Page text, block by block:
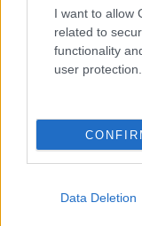
I want to allow
related to
functionality
user protection.
Data Deletion
Παρά την
στήριξη του
είμαι και
κόσμος είναι
αυτονόητο, να